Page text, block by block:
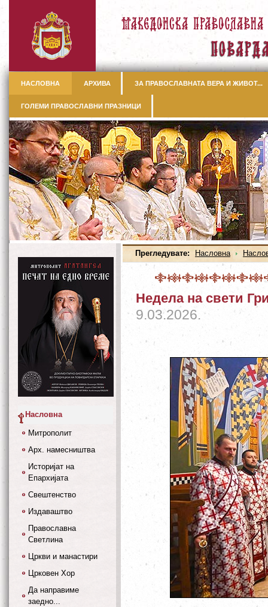
НАСЛОВНА АРХИВА ЗА ПРАВОСЛАВНАТА ВЕРА И ЖИВОТ...
ГОЛЕМИ ПРАВОСЛАВНИ ПРАЗНИЦИ
Прегледувате: Насловна
Недела на свети
9.03.2026.
Насловна
Митрополит
Арх. намесништва
Историјат на
Епархијата
Свештенство
Издаваштво
Православна
Светлина
Цркви и манастири
Црковен Хор
Да направиме
заедно...